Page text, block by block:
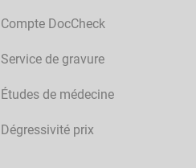
Compte DocCheck
Service de gravure
Études de médecine
Dégressivité prix